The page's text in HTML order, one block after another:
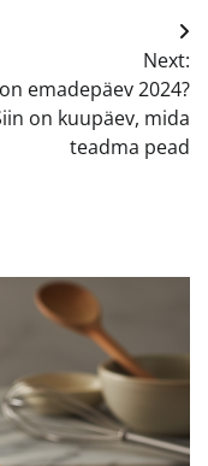
Next:
emadepäev 2024?
on kuupäev, mida
teadma pead